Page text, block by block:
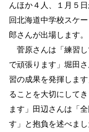
んほか４人、１月５
回北海道中学校スケ
郎さんが出場します。
菅原さんは「練習し
で頑張ります」堀田
習の成果を発揮しま
ることを大切にして
ます」田辺さんは「
す」と抱負を述べまし